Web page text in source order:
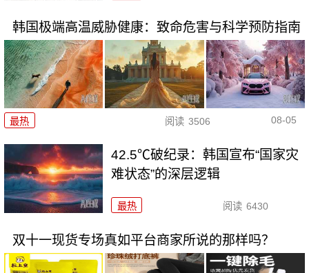
韩国极端高温威胁健康：致命危害与科学预防指南
最热 阅读 3506 08-05
42.5℃破纪录：韩国宣布“国家灾
难状态”的深层逻辑
最热 阅读 6430
双十一现货专场真如平台商家所说的那样吗？